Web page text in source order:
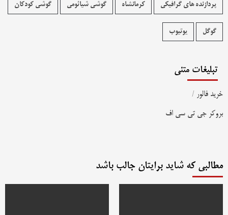
پردازنده های گرافیکی کرمانشاه گوشی شیائومی گوشی کودکان
گوگل یوتیوب
تبلیغات متنی
خرید فالور /
بروکر جی تی سی اف
مطالبی که شاید برایتان جالب باشد